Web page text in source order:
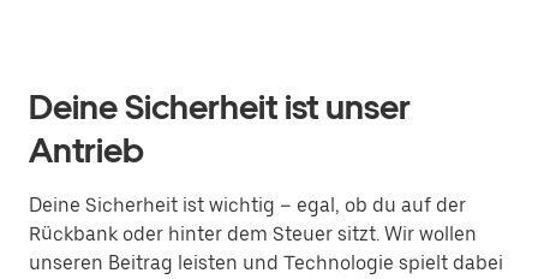
Deine Sicherheit ist unser
Antrieb
Deine Sicherheit ist wichtig – egal, ob du auf der
Rückbank oder hinter dem Steuer sitzt. Wir wollen
unseren Beitrag leisten und Technologie spielt dabei